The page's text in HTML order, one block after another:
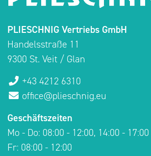
PLIESCHNIG Vertriebs GmbH
Handelsstraße 11
9300 St. Veit / Glan
+43 4212 6310
office@plieschnig.eu
Geschäftszeiten
Mo - Do: 08:00 - 12:00, 14:00 - 17:00
Fr: 08:00 - 12:00